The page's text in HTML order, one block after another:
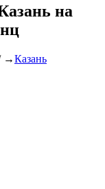
на
→Казань